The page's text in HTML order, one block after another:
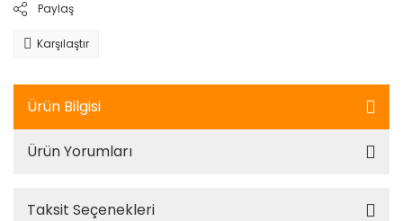
Paylaş
Karşılaştır
Ürün Bilgisi
Ürün Yorumları
Taksit Seçenekleri